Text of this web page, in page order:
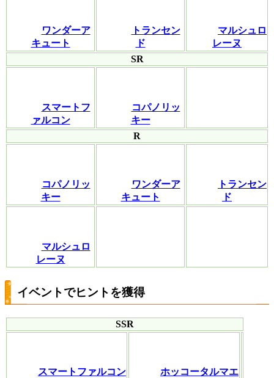
ワンダーア
キュート
トランセン
ド
マルシュロ
レーヌ
SR
スマートフ
ァルコン
コパノリッ
キー
R
コパノリッ
キー
ワンダーア
キュート
トランセン
ド
マルシュロ
レーヌ
イベントでヒントを獲得
SSR
スマートファルコン
ホッコータルマエ